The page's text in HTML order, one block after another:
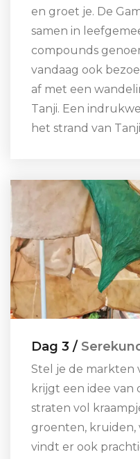
en groet je. De
samen in
compounds
vandaag ook
af met een
Tanji. Een
het strand van
Dag 3 /
Stel je de markten
krijgt een idee van
straten vol
groenten, kruiden,
vindt er ook